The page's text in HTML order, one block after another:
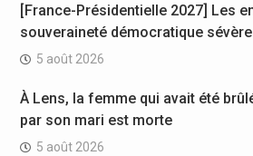
[France-Présidentielle 2027] Les
souveraineté démocratique
5 août 2026
À Lens, la femme qui avait été
par son mari est morte
5 août 2026